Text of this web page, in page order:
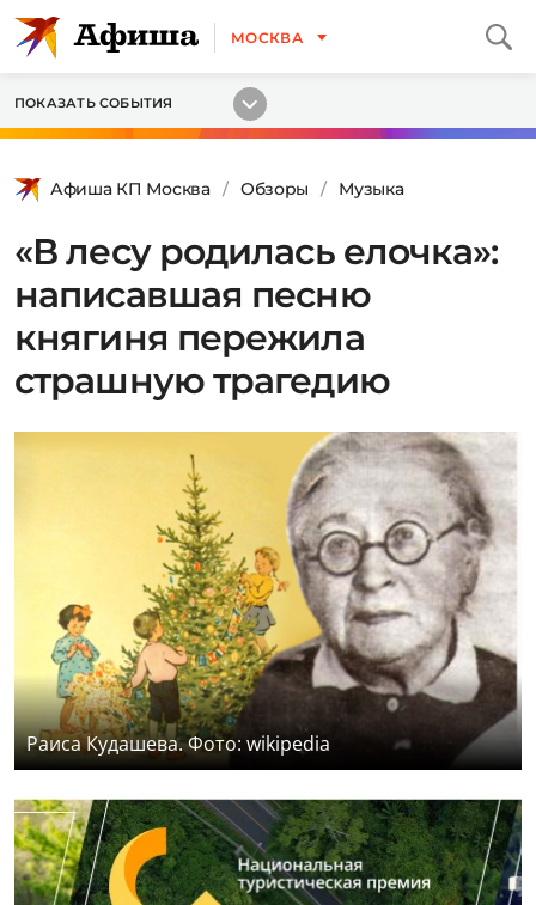
МОСКВА
ПОКАЗАТЬ СОБЫТИЯ
Афиша КП Москва Обзоры Музыка
«В лесу родилась елочка»:
написавшая песню
княгиня пережила
страшную трагедию
Раиса Кудашева. Фото: wikipedia